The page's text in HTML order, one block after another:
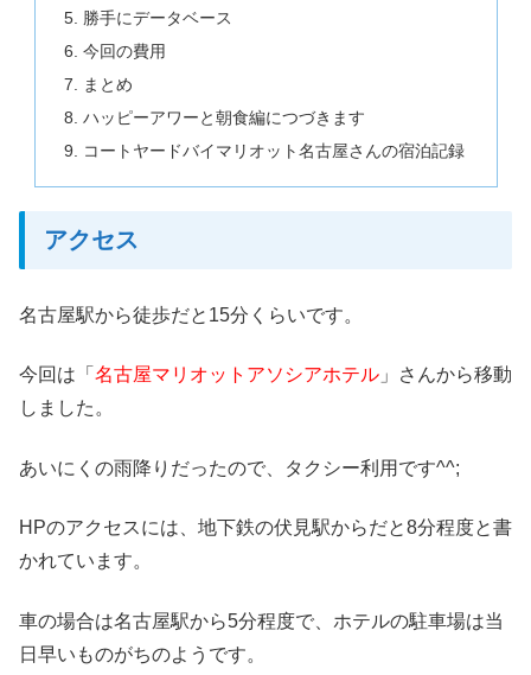
勝手にデータベース
今回の費用
まとめ
ハッピーアワーと朝食編につづきます
コートヤードバイマリオット名古屋さんの宿泊記録
アクセス
名古屋駅から徒歩だと15分くらいです。
今回は「 名古屋マリオットアソシアホテル 」さんから移動
しました。
あいにくの雨降りだったので、タクシー利用です^^;
HPのアクセスには、地下鉄の伏見駅からだと8分程度と書
かれています。
車の場合は名古屋駅から5分程度で、ホテルの駐車場は当
日早いものがちのようです。